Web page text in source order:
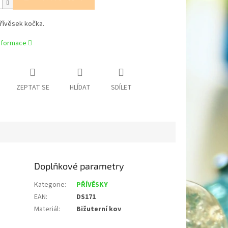
kočka.
ZEPTAT SE HLÍDAT SDÍLET
Doplňkové parametry
Kategorie:
PŘÍVĚSKY
EAN:
DS171
Materiál: Bižuterní kov